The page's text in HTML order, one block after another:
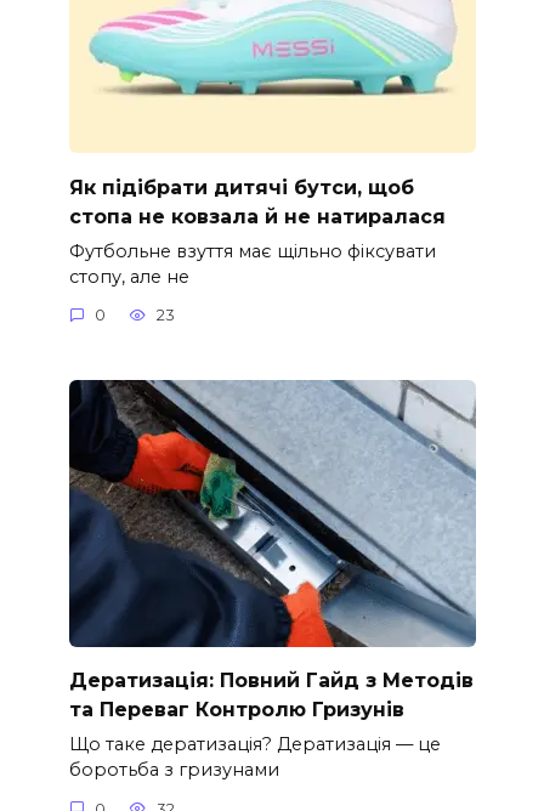
Як підібрати дитячі бутси, щоб
стопа не ковзала й не натиралася
Футбольне взуття має щільно фіксувати
стопу, але не
0 23
Дератизація: Повний Гайд з Методів
та Переваг Контролю Гризунів
Що таке дератизація? Дератизація — це
боротьба з гризунами